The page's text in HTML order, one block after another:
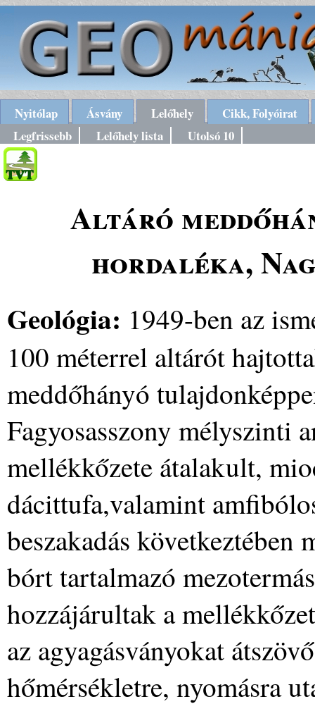
Nyitólap Ásvány Lelőhely
Cikk, Folyóirat
Legfrissebb
Lelőhely lista Utolsó 10
Altáró
hordaléka,
Geológia: 1949-ben az
100 méterrel altárót
meddőhányó
Fagyosasszony mélyszinti
mellékkőzete átalakult,
dácittufa,valamint
beszakadás következtében
bórt tartalmazó
hozzájárultak a
az agyagásványokat
hőmérsékletre, nyomásra